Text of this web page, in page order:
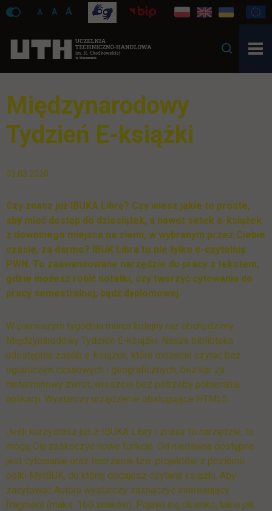
A A A
Międzynarodowy
Tydzień E-książki
03.03.2020
Czy znasz już IBUKA Librę? Czy wiesz jakie to proste,
aby mieć dostęp do dziesiątek, a nawet setek e-książek
z dowolnego miejsca na ziemi, w wybranym przez Ciebie
czasie, za darmo? IBUK Libra to nie tylko e-czytelnia
PWN. To zaawansowane narzędzie do pracy z tekstem,
gdzie możesz robić notatki, czy tworzyć cytowania do
pracy semestralnej, bądź dyplomowej.
W pierwszym tygodniu marca kolejny raz obchodzimy
Międzynarodowy Tydzień E-książki. Nasza biblioteka
udostępnia zasób e-książek, które możecie czytać bez
ograniczeń czasowych i geograficznych, bez kar za
nieterminowy zwrot, wreszcie bez potrzeby pobierania
aplikacji. Wystarczy urządzenie obsługujące HTML5.
Jeśli korzystasz już z IBUKA Libry i znasz to narzędzie, to
mogą Cię zaskoczyć nowe funkcje. Od niedawna dostępne
jest cytowanie oraz tworzenie tzw. projektów z poziomu
półki MyIBUK, do której dodajesz czytane książki. Aby
zacytować Autora wystarczy zaznaczyć interesujący
fragment (maks. 160 znaków). Pojawi się okienko, takie jak